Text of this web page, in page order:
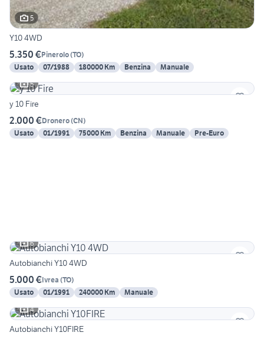
5
Y10 4WD
5.350 €Pinerolo(TO)
Usato
07/1988 180000 Km Benzina
Manuale
5
y 10 Fire
2.000 €Dronero(CN)
Usato
01/1991 75000 Km Benzina Manuale Pre-Euro
6
Autobianchi Y10 4WD
5.000 €Ivrea (TO)
Usato
01/1991 240000 Km
Manuale
4
Autobianchi Y10FIRE